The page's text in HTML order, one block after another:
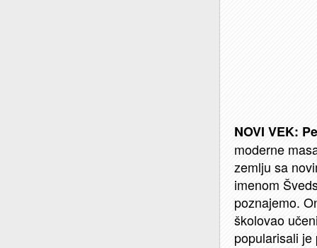
NOVI VEK:
moderne
zemlju sa
imenom
poznajemo.
školovao
popularisali